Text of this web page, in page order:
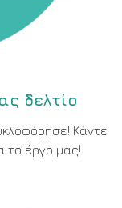
δελτίο
Κάντε
το έργο μας!